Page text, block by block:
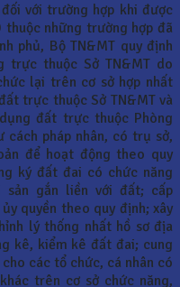
với trường hợp khi được
thuộc những trường hợp đã
phủ, Bộ TN&MT quy định
trực thuộc Sở TN&MT do
lại trên cơ sở hợp nhất
trực thuộc Sở TN&MT và
đất trực thuộc Phòng
cách pháp nhân, có trụ sở,
để hoạt động theo quy
ký đất đai có chức năng
gắn liền với đất; cấp
quyền theo quy định; xây
lý thống nhất hồ sơ địa
kê, kiểm kê đất đai; cung
các tổ chức, cá nhân có
trên cơ sở chức năng,